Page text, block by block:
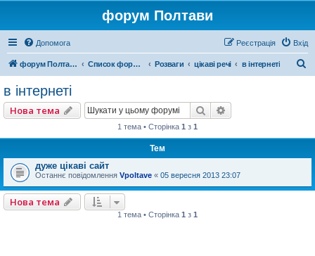
форум Полтави
Допомога Вхід
Реєстрація
форум Полтави Список форумів Розваги цікаві речі в інтернеті
в інтернеті
Нова тема Пошук
1 тема • Сторінка 1 з 1
Тем
дуже цікаві сайт
Останнє повідомлення Vpoltave « 05 вересня 2013 23:07
Нова тема
1 тема • Сторінка 1 з 1